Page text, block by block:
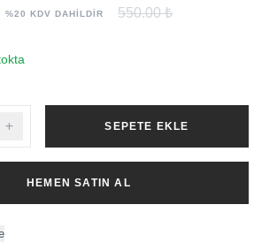
%20 KDV DAHİLDİR 550.00 ₺
SEPETE EKLE
HEMEN SATIN AL